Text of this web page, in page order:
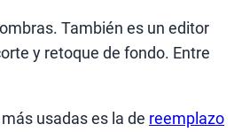
También es un editor
y retoque de fondo. Entre
usadas es la de reemplazo